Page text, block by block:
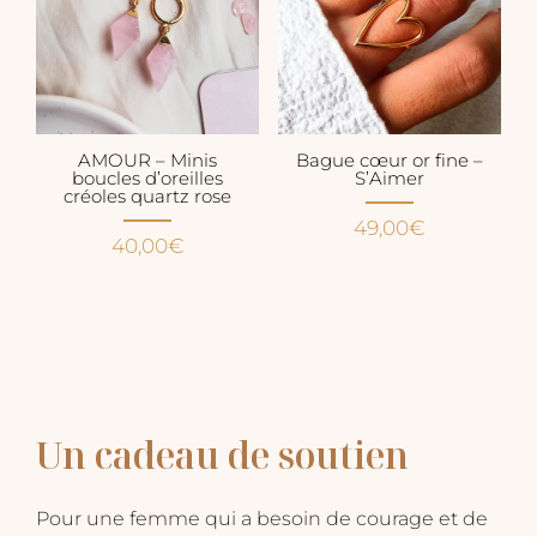
AMOUR – Minis
boucles d’oreilles
créoles quartz rose
40,00€
Bague cœur or fine –
S’Aimer
49,00€
​Un cadeau de soutien
Pour une femme qui a besoin de courage et de